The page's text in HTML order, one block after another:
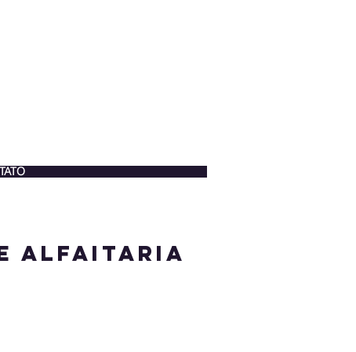
alfaitaria